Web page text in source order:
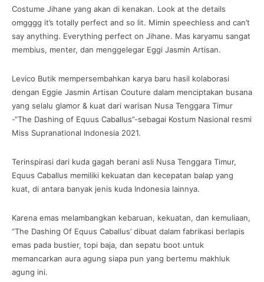
Costume Jihane yang akan di kenakan. Look at the details
omgggg it’s totally perfect and so lit. Mimin speechless and can’t
say anything. Everything perfect on Jihane. Mas karyamu sangat
membius, menter, dan menggelegar Eggi Jasmin Artisan.
Levico Butik mempersembahkan karya baru hasil kolaborasi
dengan Eggie Jasmin Artisan Couture dalam menciptakan busana
yang selalu glamor & kuat dari warisan Nusa Tenggara Timur
-“The Dashing of Equus Caballus”-sebagai Kostum Nasional resmi
Miss Supranational Indonesia 2021.
Terinspirasi dari kuda gagah berani asli Nusa Tenggara Timur,
Equus Caballus memiliki kekuatan dan kecepatan balap yang
kuat, di antara banyak jenis kuda Indonesia lainnya.
Karena emas melambangkan kebaruan, kekuatan, dan kemuliaan,
“The Dashing Of Equus Caballus’ dibuat dalam fabrikasi berlapis
emas pada bustier, topi baja, dan sepatu boot untuk
memancarkan aura agung siapa pun yang bertemu makhluk
agung ini.